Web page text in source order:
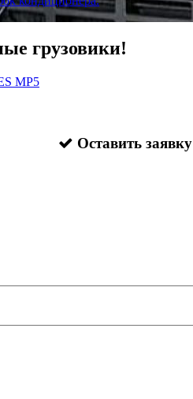
грузовики!
MP5
Оставить заявку